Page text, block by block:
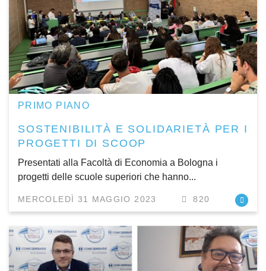
PRIMO PIANO
SOSTENIBILITÀ E SOLIDARIETÀ PER I
PROGETTI DI SCOOP
Presentati alla Facoltà di Economia a Bologna i
progetti delle scuole superiori che hanno...
MERCOLEDÌ 31 MAGGIO 2023 820